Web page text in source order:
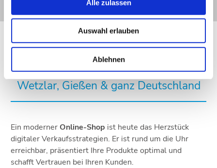
Alle zulassen
Auswahl erlauben
Ablehnen
Ihr professioneller Online-Shop für
Wetzlar, Gießen & ganz Deutschland
Ein moderner Online-Shop ist heute das Herzstück
digitaler Verkaufsstrategien. Er ist rund um die Uhr
erreichbar, präsentiert Ihre Produkte optimal und
schafft Vertrauen bei Ihren Kunden.